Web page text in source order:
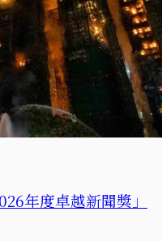
年度卓越新聞獎」